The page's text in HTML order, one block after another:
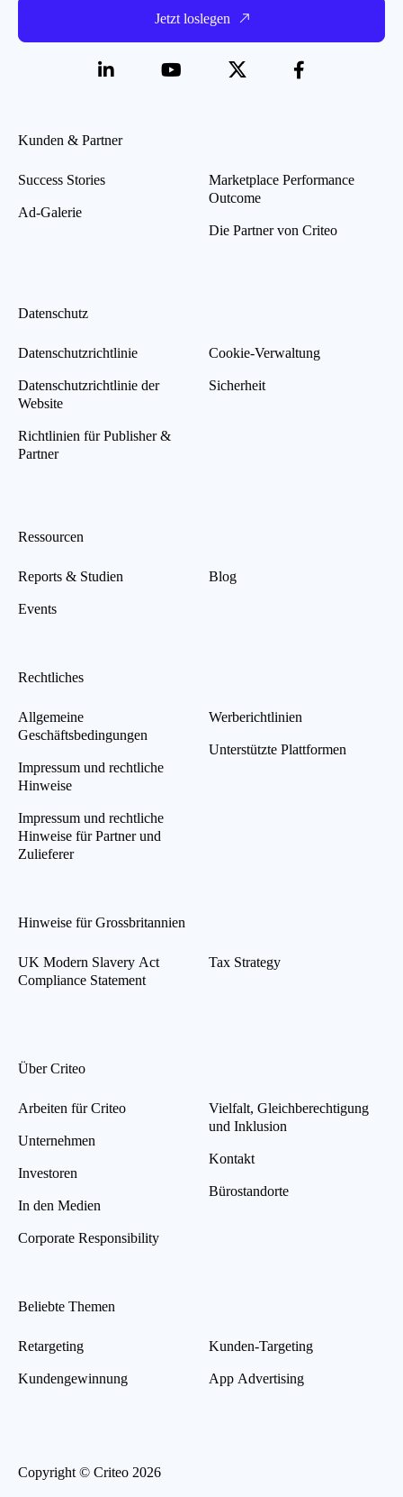
Jetzt loslegen
Kunden & Partner
Success Stories
Ad-Galerie
Marketplace Performance
Outcome
Die Partner von Criteo
Datenschutz
Datenschutzrichtlinie
Datenschutzrichtlinie der
Website
Richtlinien für Publisher &
Partner
Cookie-Verwaltung
Sicherheit
Ressourcen
Reports & Studien
Events
Blog
Rechtliches
Allgemeine
Geschäftsbedingungen
Impressum und rechtliche
Hinweise
Impressum und rechtliche
Hinweise für Partner und
Zulieferer
Werberichtlinien
Unterstützte Plattformen
Hinweise für Grossbritannien
UK Modern Slavery Act
Compliance Statement
Tax Strategy
Über Criteo
Arbeiten für Criteo
Unternehmen
Investoren
In den Medien
Corporate Responsibility
Vielfalt, Gleichberechtigung
und Inklusion
Kontakt
Bürostandorte
Beliebte Themen
Retargeting
Kundengewinnung
Kunden-Targeting
App Advertising
Copyright © Criteo 2026